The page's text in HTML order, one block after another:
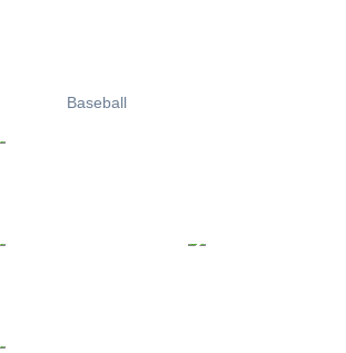
Baseball